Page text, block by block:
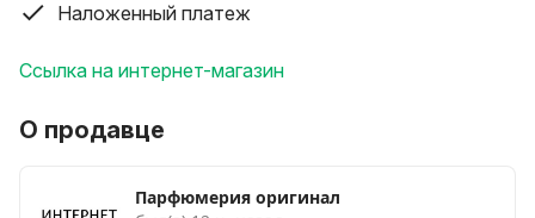
Наложенный платеж
Ссылка на интернет-магазин
О продавце
Парфюмерия оригинал